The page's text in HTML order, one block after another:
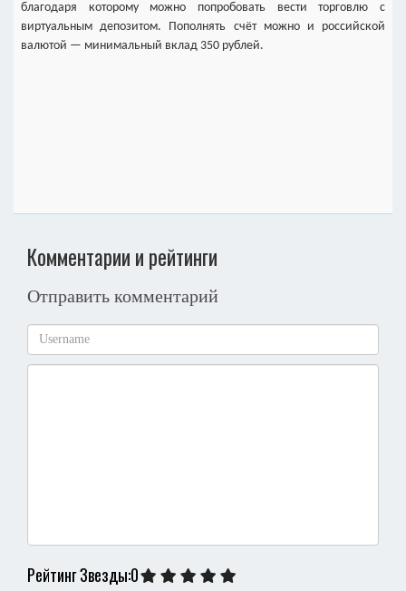
благодаря которому можно попробовать вести торговлю с
виртуальным депозитом. Пополнять счёт можно и российской
валютой — минимальный вклад 350 рублей.
Комментарии и рейтинги
Отправить комментарий
Рейтинг Звезды:0